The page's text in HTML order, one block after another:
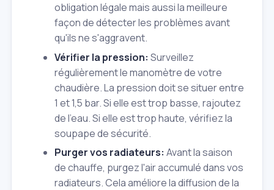
obligation légale mais aussi la meilleure
façon de détecter les problèmes avant
qu'ils ne s'aggravent.
Vérifier la pression: Surveillez
régulièrement le manomètre de votre
chaudière. La pression doit se situer entre
1 et 1,5 bar. Si elle est trop basse, rajoutez
de l'eau. Si elle est trop haute, vérifiez la
soupape de sécurité.
Purger vos radiateurs: Avant la saison
de chauffe, purgez l'air accumulé dans vos
radiateurs. Cela améliore la diffusion de la